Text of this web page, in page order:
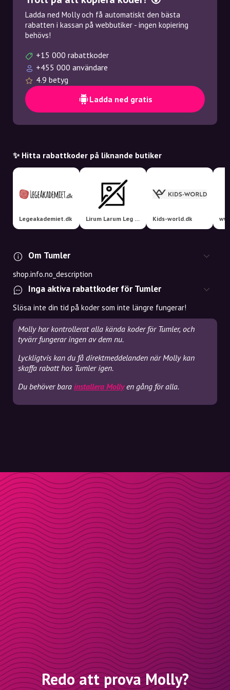
Ladda ned Molly och få automatiskt den bästa
rabatten i kassan på webbutiker - ingen kopiering
behövs!
+15 000 rabattkoder
+455 000 användare
4.9 betyg
Ladda ned gratis
✨ Hitta rabattkoder på liknande butiker
Legeakademiet.dk Lirum Larum Leg ApS Kids-world.dk
Om Tumler
shop.info.no_description
Inga aktiva rabattkoder för Tumler
Slösa inte din tid på koder som inte längre fungerar!
Molly har kontrollerat alla kända koder för Tumler, och
tyvärr fungerar ingen av dem nu.
Lyckligtvis kan du få direktmeddelanden när Molly kan
skaffa rabatt hos Tumler igen.
Du behöver bara installera Mollyen gång för alla.
Redo att prova Molly?